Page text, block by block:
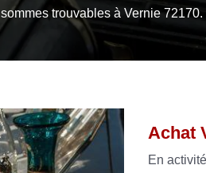
trouvables à Vernie 72170.
Achat
En